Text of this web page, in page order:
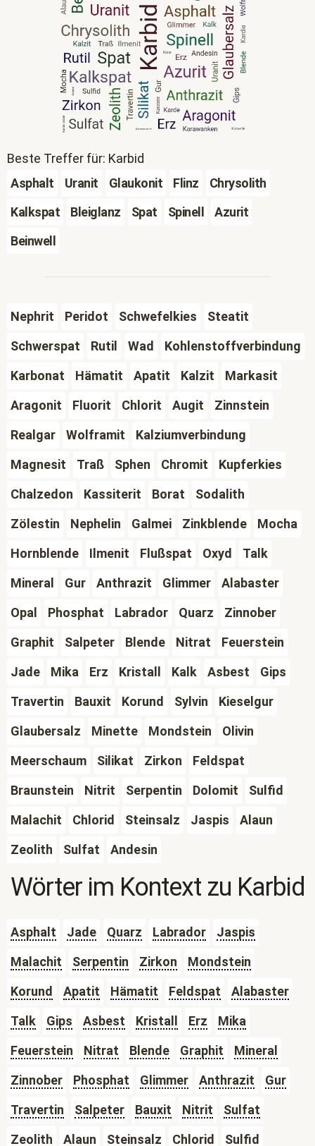
Beste Treffer für: Karbid
Asphalt
Uranit Glaukonit Flinz
Chrysolith
Kalkspat
Bleiglanz Spat Spinell
Azurit
Beinwell
Nephrit Peridot Schwefelkies
Steatit
Schwerspat
Rutil Wad
Kohlenstoffverbindung
Karbonat
Hämatit Apatit Kalzit
Markasit
Aragonit
Fluorit Chlorit Augit
Zinnstein
Realgar
Wolframit
Kalziumverbindung
Magnesit
Traß Sphen Chromit
Kupferkies
Chalzedon
Kassiterit Borat
Sodalith
Zölestin
Nephelin Galmei Zinkblende
Mocha
Hornblende
Ilmenit Flußspat Oxyd
Talk
Mineral
Gur Anthrazit Glimmer
Alabaster
Opal
Phosphat Labrador Quarz
Zinnober
Graphit
Salpeter Blende Nitrat
Feuerstein
Jade
Mika Erz Kristall Kalk Asbest
Gips
Travertin
Bauxit Korund Sylvin
Kieselgur
Glaubersalz
Minette Mondstein
Olivin
Meerschaum
Silikat Zirkon
Feldspat
Braunstein
Nitrit Serpentin Dolomit
Sulfid
Malachit
Chlorid Steinsalz Jaspis
Alaun
Zeolith
Sulfat Andesin
Wörter im Kontext zu Karbid
Asphalt Jade Quarz Labrador
Jaspis
Malachit
Serpentin Zirkon
Mondstein
Korund
Apatit Hämatit Feldspat
Alabaster
Talk
Gips Asbest Kristall Erz
Mika
Feuerstein
Nitrat Blende Graphit
Mineral
Zinnober
Phosphat Glimmer Anthrazit
Gur
Travertin
Salpeter Bauxit Nitrit
Sulfat
Zeolith
Alaun Steinsalz Chlorid Sulfid